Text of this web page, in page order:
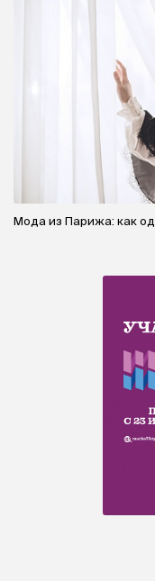
Мода из Парижа: как